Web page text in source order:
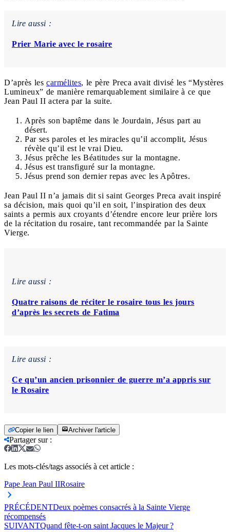
Lire aussi :
Prier Marie avec le rosaire
D’après les carmélites, le père Preca avait divisé les “Mystères
Lumineux” de manière remarquablement similaire à ce que
Jean Paul II actera par la suite.
Après son baptême dans le Jourdain, Jésus part au
désert.
Par ses paroles et les miracles qu’il accomplit, Jésus
révèle qu’il est le vrai Dieu.
Jésus prêche les Béatitudes sur la montagne.
Jésus est transfiguré sur la montagne.
Jésus prend son dernier repas avec les Apôtres.
Jean Paul II n’a jamais dit si saint Georges Preca avait inspiré
sa décision, mais quoi qu’il en soit, l’inspiration des deux
saints a permis aux croyants d’étendre encore leur prière lors
de la récitation du rosaire, tant recommandée par la Sainte
Vierge.
Lire aussi :
Quatre raisons de réciter le rosaire tous les jours
d’après les secrets de Fatima
Lire aussi :
Ce qu’un ancien prisonnier de guerre m’a appris sur
le Rosaire
Copier le lien Archiver l'article
Partager sur:
Les mots-clés/tags associés à cet article :
Pape Jean Paul IIRosaire
PRÉCÉDENTDeux poèmes consacrés à la Sainte Vierge
récompensés
SUIVANTQuand fête-t-on saint Jacques le Majeur ?